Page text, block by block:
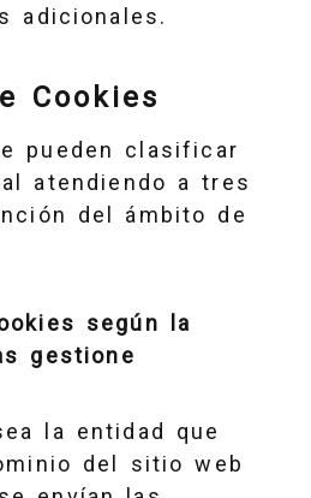
adicionales.
Cookies
pueden clasificar
atendiendo a tres
del ámbito de
según la
gestione
la entidad que
del sitio web